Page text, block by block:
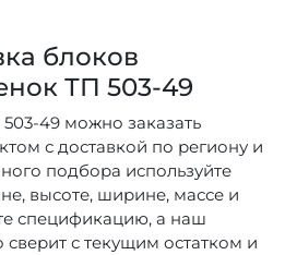
блоков
ТП 503-49
49 можно заказать
с доставкой по региону и
подбора используйте
высоте, ширине, массе и
спецификацию, а наш
с текущим остатком и